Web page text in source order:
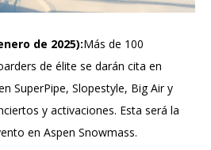
de 2025):Más de 100
de élite se darán cita en
SuperPipe, Slopestyle, Big Air y
y activaciones. Esta será la
en Aspen Snowmass.